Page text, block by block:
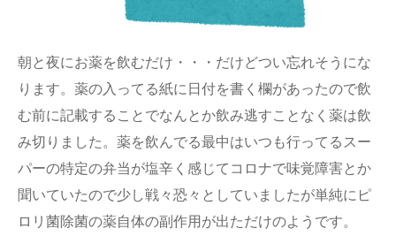
朝と夜にお薬を飲むだけ・・・だけどつい忘れそうにな
ります。薬の入ってる紙に日付を書く欄があったので飲
む前に記載することでなんとか飲み逃すことなく薬は飲
み切りました。薬を飲んでる最中はいつも行ってるスー
パーの特定の弁当が塩辛く感じてコロナで味覚障害とか
聞いていたので少し戦々恐々としていましたが単純にピ
ロリ菌除菌の薬自体の副作用が出ただけのようです。